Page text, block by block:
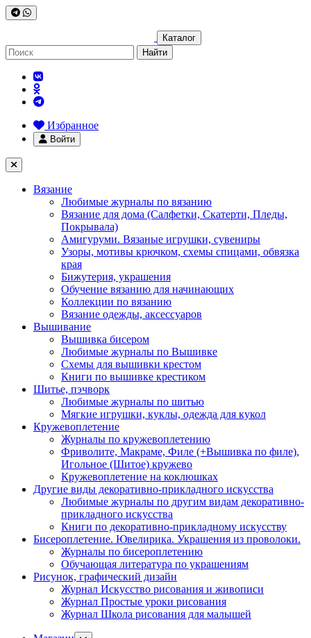
Каталог
Найти
Избранное
Войти
Вязание
Любимые журналы по вязанию
Вязание для дома (Салфетки, Скатерти, Пледы,
Покрывала)
Амигуруми. Вязаные игрушки, сувениры
Узоры, мотивы крючком, схемы спицами, обвязка
края
Бижутерия, украшения
Обучение вязанию для начинающих
Коллекции по вязанию
Вязание одежды, аксессуаров
Вышивание
Вышивка бисером
Любимые журналы по Вышивке
Схемы для вышивки крестом
Книги по вышивке крестиком
Шитье, пэчворк
Любимые журналы по шитью
Мягкие игрушки, куклы, одежда для кукол
Кружевоплетение
Журналы по кружевоплетению
Фриволите, Макраме, Филе (+Вышивка по филе),
Игольное (Шитое) кружево
Кружевоплетение на коклюшках
Другие виды декоративно-прикладного искусства
Любимые журналы по другим видам декоративно-
прикладного искусства
Книги по декоративно-прикладному искусству
Бисероплетение. Ювелирика. Украшения из проволоки.
Журналы по бисероплетению
Обучающая литература по украшениям
Рисунок, графический дизайн
Журнал Искусство рисования и живописи
Журнал Простые уроки рисования
Журнал Школа рисования для малышей